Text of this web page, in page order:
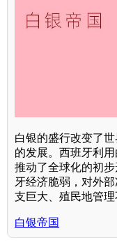
白银的盛行改变了
的发展。西班牙利
推动了全球化的初
牙经济脆弱，对外
支巨大、殖民地管理
白银帝国